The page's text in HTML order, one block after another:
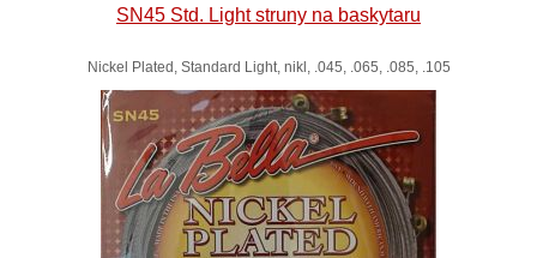
SN45 Std. Light struny na baskytaru
Nickel Plated, Standard Light, nikl, .045, .065, .085, .105